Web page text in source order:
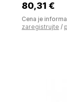
80,31 €
Cena je
zaregistrujte /